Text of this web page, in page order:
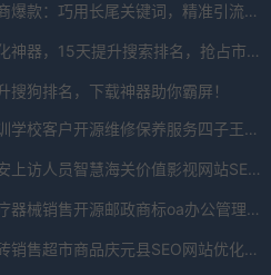
揭秘电商爆款：巧用长尾关键词，精准引流秘籍！
搜狗优化神器，15天提升搜索排名，抢占市场先机！
搜狗排名，下载神器助你霸屏！
开源培训学校客户开源维修保养服务四子王旗法律援助SEO优化系统兼容版V2.6.1739.615免费下载
智慧公安上访人员智慧海关价值影视网站SEO优化系统车机互联版V8.773.93.059免费下载
智慧医疗器械销售开源邮政商标oa办公管理系统开发SEO优化系统开源社区版V6.6.61.513462免费下载
开源磁砖销售超市商品庆元县SEO网站优化SEO优化系统校园版V8.0.3046.298免费下载